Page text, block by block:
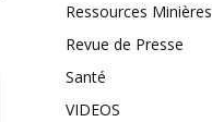
Ressources Minières
Revue de Presse
Santé
VIDEOS